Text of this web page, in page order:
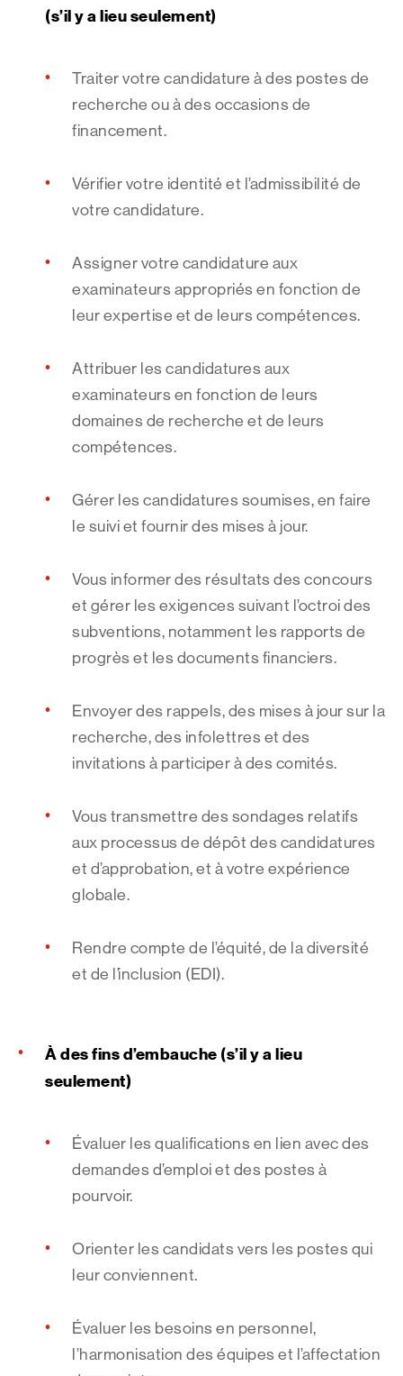
(s’il y a lieu seulement)
Traiter votre candidature à des postes de
recherche ou à des occasions de
financement.
Vérifier votre identité et l’admissibilité de
votre candidature.
Assigner votre candidature aux
examinateurs appropriés en fonction de
leur expertise et de leurs compétences.
Attribuer les candidatures aux
examinateurs en fonction de leurs
domaines de recherche et de leurs
compétences.
Gérer les candidatures soumises, en faire
le suivi et fournir des mises à jour.
Vous informer des résultats des concours
et gérer les exigences suivant l’octroi des
subventions, notamment les rapports de
progrès et les documents financiers.
Envoyer des rappels, des mises à jour sur la
recherche, des infolettres et des
invitations à participer à des comités.
Vous transmettre des sondages relatifs
aux processus de dépôt des candidatures
et d’approbation, et à votre expérience
globale.
Rendre compte de l’équité, de la diversité
et de l’inclusion (EDI).
À des fins d’embauche (s’il y a lieu
seulement)
Évaluer les qualifications en lien avec des
demandes d’emploi et des postes à
pourvoir.
Orienter les candidats vers les postes qui
leur conviennent.
Évaluer les besoins en personnel,
l’harmonisation des équipes et l’affectation